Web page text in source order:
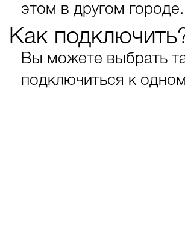
этом в другом городе.
Как
Вы можете выбрать
подключиться к